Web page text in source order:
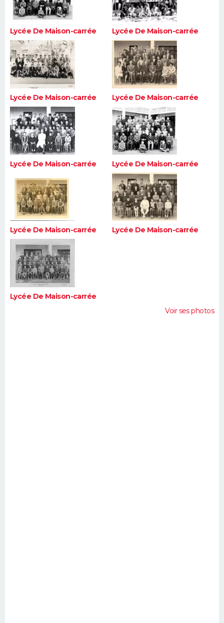
Lycée De Maison-carrée Lycée De Maison-carrée
Lycée De Maison-carrée Lycée De Maison-carrée
Lycée De Maison-carrée Lycée De Maison-carrée
Lycée De Maison-carrée Lycée De Maison-carrée
Lycée De Maison-carrée
Voir ses photos